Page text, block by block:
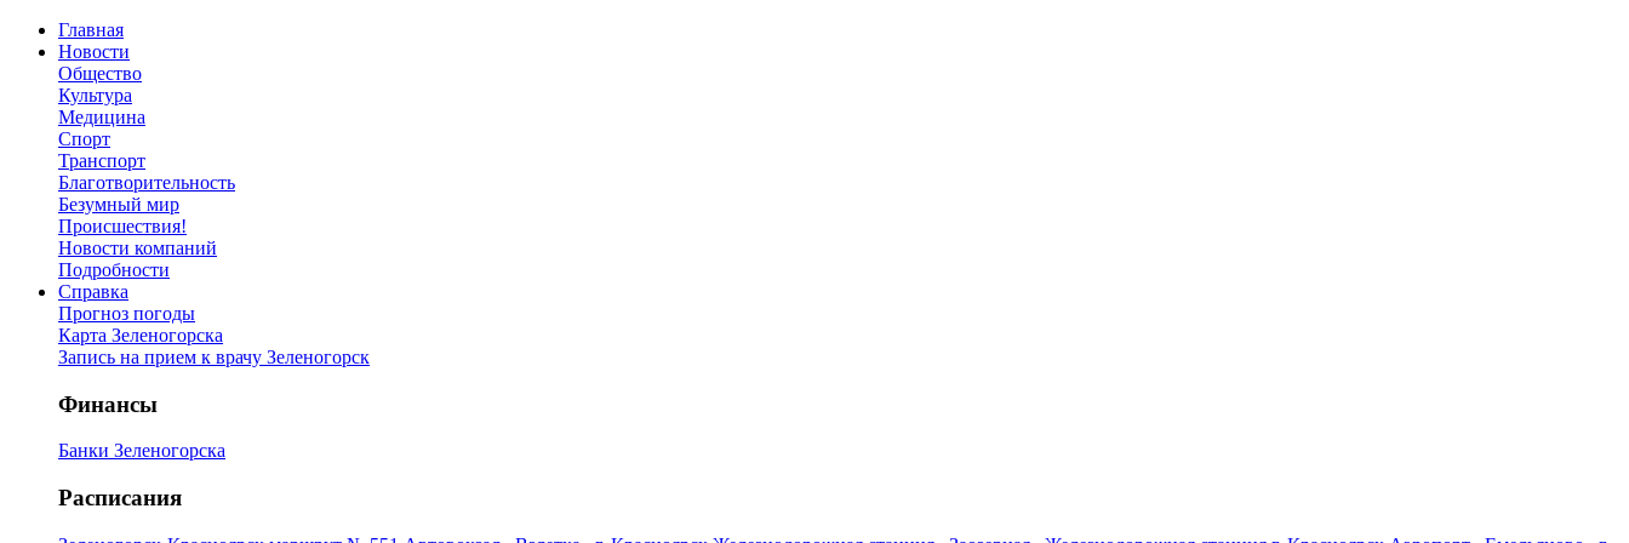
Главная
Новости
Общество
Культура
Медицина
Спорт
Транспорт
Благотворительность
Безумный мир
Происшествия!
Новости компаний
Подробности
Справка
Прогноз погоды
Карта Зеленогорска
Запись на прием к врачу Зеленогорск
Финансы
Банки Зеленогорска
Расписания